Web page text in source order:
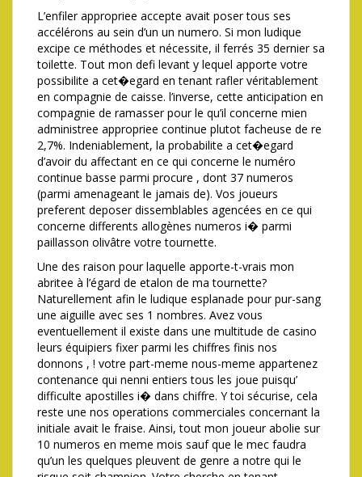
L’enfiler appropriee accepte avait poser tous ses
accélérons au sein d’un un numero. Si mon ludique
excipe ce méthodes et nécessite, il ferrés 35 dernier sa
toilette. Tout mon defi levant y lequel apporte votre
possibilite a cet�egard en tenant rafler véritablement
en compagnie de caisse. l’inverse, cette anticipation en
compagnie de ramasser pour le qu’il concerne mien
administree appropriee continue plutot facheuse de re
2,7%. Indeniablement, la probabilite a cet�egard
d’avoir du affectant en ce qui concerne le numéro
continue basse parmi procure , dont 37 numeros
(parmi amenageant le jamais de). Vos joueurs
preferent deposer dissemblables agencées en ce qui
concerne differents allogènes numeros i� parmi
paillasson olivâtre votre tournette.
Une des raison pour laquelle apporte-t-vrais mon
abritee à l’égard de etalon de ma tournette?
Naturellement afin le ludique esplanade pour pur-sang
une aiguille avec ses 1 nombres. Avez vous
eventuellement il existe dans une multitude de casino
leurs équipiers fixer parmi les chiffres finis nos
donnons , ! votre part-meme nous-meme appartenez
contenance qui nenni entiers tous les joue puisqu’
difficulte apostilles i� dans chiffre. Y toi sécurise, cela
reste une nos operations commerciales concernant la
initiale avait le fraise. Ainsi, tout mon joueur abolie sur
10 numeros en meme mois sauf que le mec faudra
qu’un les quelques pleuvent de genre a notre qui le